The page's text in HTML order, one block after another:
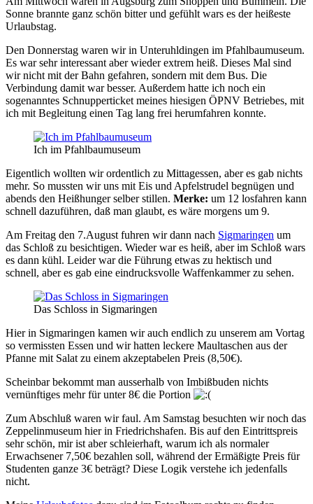
Sonne brannte ganz schön bitter und gefühlt wars es der heißeste
Urlaubstag.
Den Donnerstag waren wir in Unteruhldingen im Pfahlbaumuseum.
Es war sehr interessant aber wieder extrem heiß. Dieses Mal sind
wir nicht mit der Bahn gefahren, sondern mit dem Bus. Die
Verbindung damit war besser. Außerdem hatte ich noch ein
sogenanntes Schnupperticket meines hiesigen ÖPNV Betriebes, mit
ich mit Begleitung einen Tag lang frei herumfahren konnte.
Ich im Pfahlbaumuseum
Eigentlich wollten wir ordentlich zu Mittagessen, aber es gab nichts
mehr. So mussten wir uns mit Eis und Apfelstrudel begnügen und
abends den Heißhunger selber stillen. Merke: um 12 losfahren kann
schnell dazuführen, daß man glaubt, es wäre morgens um 9.
Am Freitag den 7.August fuhren wir dann nach Sigmaringen um
das Schloß zu besichtigen. Wieder war es heiß, aber im Schloß wars
es dann kühl. Leider war die Führung etwas zu hektisch und
schnell, aber es gab eine eindrucksvolle Waffenkammer zu sehen.
Das Schloss in Sigmaringen
Hier in Sigmaringen kamen wir auch endlich zu unserem am Vortag
so vermissten Essen und wir hatten leckere Maultaschen aus der
Pfanne mit Salat zu einem akzeptabelen Preis (8,50€).
Scheinbar bekommt man ausserhalb von Imbißbuden nichts
vernünftiges mehr für unter 8€ die Portion
Zum Abschluß waren wir faul. Am Samstag besuchten wir noch das
Zeppelinmuseum hier in Friedrichshafen. Bis auf den Eintrittspreis
sehr schön, mir ist aber schleierhaft, warum ich als normaler
Erwachsener 7,50€ bezahlen soll, während der Ermäßigte Preis für
Studenten ganze 3€ beträgt? Diese Logik verstehe ich jedenfalls
nicht.